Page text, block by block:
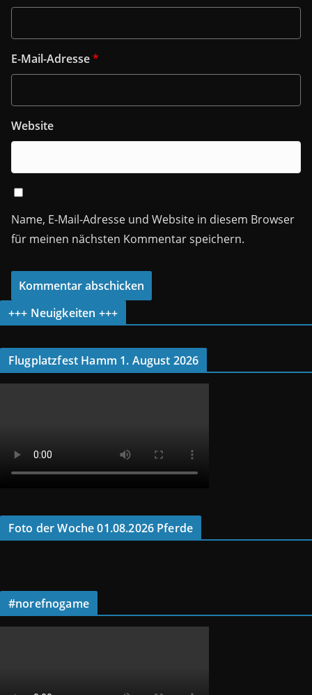
E-Mail-Adresse*
Website
Name, E-Mail-Adresse und Website in diesem Browser
für meinen nächsten Kommentar speichern.
+++ Neuigkeiten +++
Flugplatzfest Hamm 1. August 2026
Foto der Woche 01.08.2026 Pferde
#norefnogame